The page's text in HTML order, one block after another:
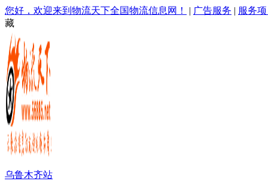
您好，欢迎来到物流天下全国物流信息网！ | 广告服务 | 服务
藏
乌鲁木齐站